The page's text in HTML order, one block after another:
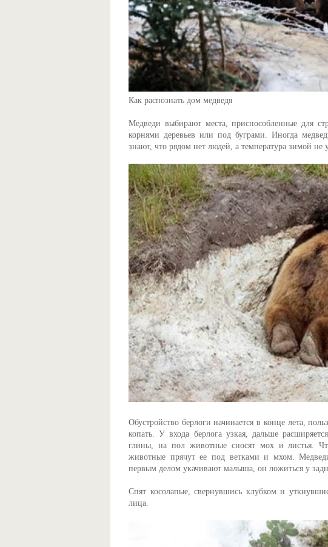
Как распознать дом медведя
Медведи выбирают места, приспособленные для
корнями деревьев или под буграми. Иногда
знают, что рядом нет людей, а температура зимой не
Обустройство берлоги начинается в конце лета,
копать. У входа берлога узкая, дальше
глины, на пол животные сносят мох и листья.
животные прячут ее под ветками и мхом.
первым делом укачивают малыша, он ложиться у
Спят косолапые, свернувшись клубком и
лица.